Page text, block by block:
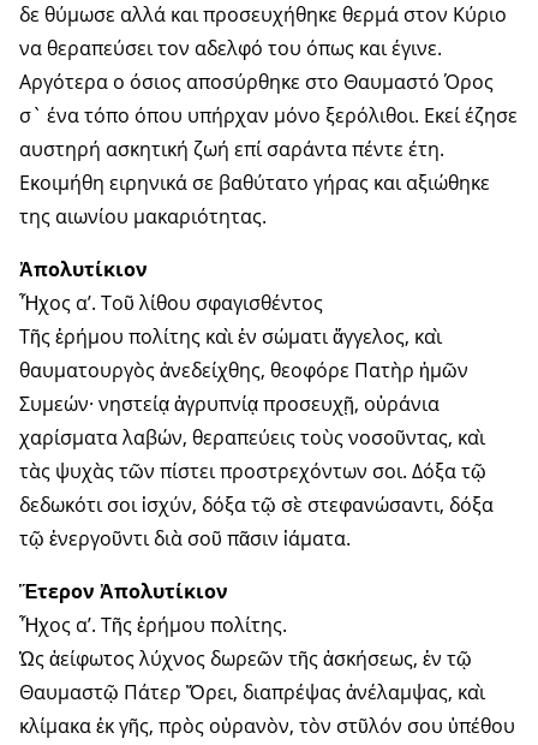
δε θύμωσε αλλά και προσευχήθηκε θερμά στον Κύριο
να θεραπεύσει τον αδελφό του όπως και έγινε.
Αργότερα ο όσιος αποσύρθηκε στο Θαυμαστό Όρος
σ` ένα τόπο όπου υπήρχαν μόνο ξερόλιθοι. Εκεί έζησε
αυστηρή ασκητική ζωή επί σαράντα πέντε έτη.
Εκοιμήθη ειρηνικά σε βαθύτατο γήρας και αξιώθηκε
της αιωνίου μακαριότητας.
Ἀπολυτίκιον
Ἦχος α’. Τοῦ λίθου σφαγισθέντος
Τῆς ἐρήμου πολίτης καὶ ἐν σώματι ἄγγελος, καὶ
θαυματουργὸς ἀνεδείχθης, θεοφόρε Πατὴρ ἡμῶν
Συμεών· νηστείᾳ ἀγρυπνίᾳ προσευχῇ, οὐράνια
χαρίσματα λαβών, θεραπεύεις τοὺς νοσοῦντας, καὶ
τὰς ψυχὰς τῶν πίστει προστρεχόντων σοι. Δόξα τῷ
δεδωκότι σοι ἰσχύν, δόξα τῷ σὲ στεφανώσαντι, δόξα
τῷ ἐνεργοῦντι διὰ σοῦ πᾶσιν ἰάματα.
Ἕτερον Ἀπολυτίκιον
Ἦχος α’. Τῆς ἐρήμου πολίτης.
Ὡς ἀείφωτος λύχνος δωρεῶν τῆς ἀσκήσεως, ἐν τῷ
Θαυμαστῷ Πάτερ Ὄρει, διαπρέψας ἀνέλαμψας, καὶ
κλίμακα ἐκ γῆς, πρὸς οὐρανὸν, τὸν στῦλόν σου ὑπέθου